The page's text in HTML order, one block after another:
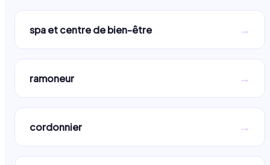
spa et centre de bien-être →
ramoneur →
cordonnier →